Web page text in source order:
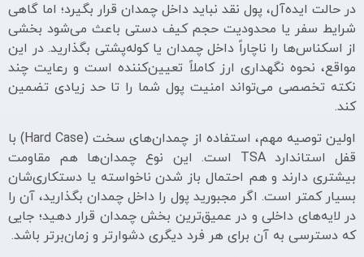
در حالت ایده‌آل، پول نقد نباید داخل چمدان قرار بگیرد؛ اما گاهی
شرایط سفر یا محدودیت حجم کیف دستی باعث می‌شود بخشی
از اسکناس‌ها را ناچاراً داخل چمدان یا کوله‌پشتی بگذارید. در این
مواقع، نحوه نگهداری ارز کاملاً تعیین‌کننده است و رعایت چند
نکته تخصصی می‌تواند امنیت پول شما را تا حد زیادی تضمین
کند.
اولین توصیه مهم، استفاده از چمدان‌های سخت (Hard Case) با
قفل استاندارد TSA است. این نوع چمدان‌ها هم مقاومت
بیشتری دارند و هم احتمال باز شدن ناخواسته یا دستکاری‌شان
بسیار کمتر است. اگر مجبورید پول را داخل چمدان بگذارید، آن را
در لایه‌های داخلی و در عمیق‌ترین بخش چمدان قرار دهید؛ جایی
که دسترسی به آن برای هر فرد دیگری دشوارتر و زمان‌برتر باشد.